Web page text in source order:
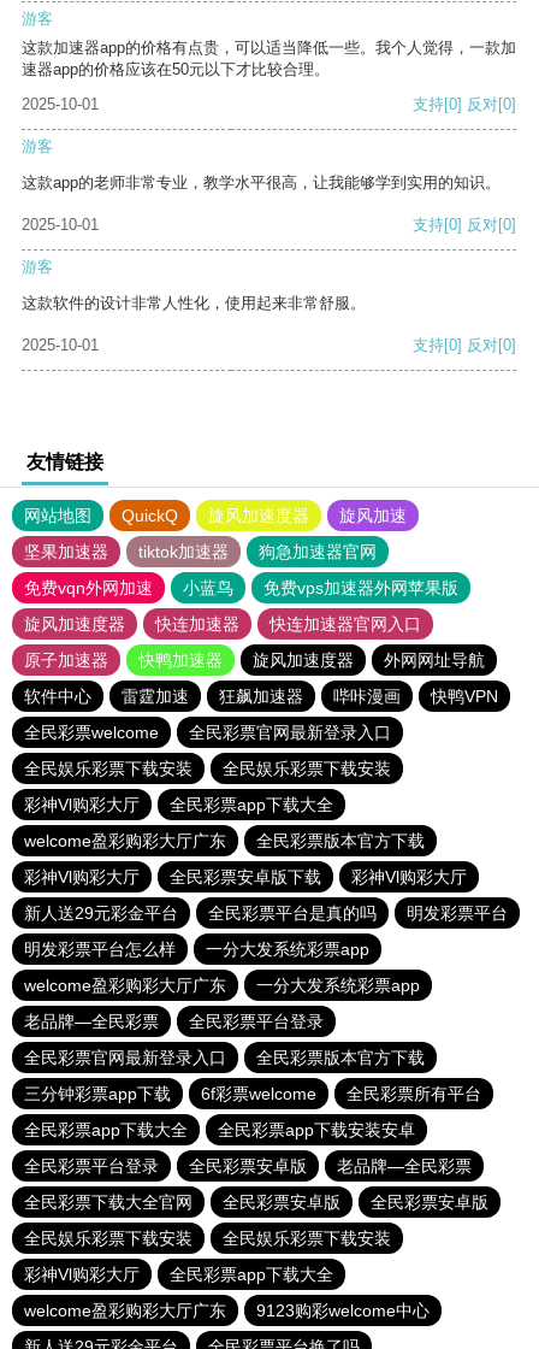
游客
这款加速器app的价格有点贵，可以适当降低一些。我个人觉得，一款加
速器app的价格应该在50元以下才比较合理。
2025-10-01
支持[0] 反对[0]
游客
这款app的老师非常专业，教学水平很高，让我能够学到实用的知识。
2025-10-01 支持[0] 反对[0]
游客
这款软件的设计非常人性化，使用起来非常舒服。
2025-10-01 支持[0] 反对[0]
友情链接
网站地图 QuickQ 旋风加速度器
旋风加速
坚果加速器
tiktok加速器
狗急加速器官网
免费vqn外网加速
小蓝鸟
免费vps加速器外网苹果版
旋风加速度器
快连加速器
快连加速器官网入口
原子加速器
快鸭加速器 旋风加速度器
外网网址导航
软件中心
雷霆加速 狂飙加速器 哔咔漫画
快鸭VPN
全民彩票welcome
全民彩票官网最新登录入口
全民娱乐彩票下载安装
全民娱乐彩票下载安装
彩神Vl购彩大厅
全民彩票app下载大全
welcome盈彩购彩大厅广东
全民彩票版本官方下载
彩神Vl购彩大厅
全民彩票安卓版下载
彩神Vl购彩大厅
新人送29元彩金平台
全民彩票平台是真的吗
明发彩票平台
明发彩票平台怎么样
一分大发系统彩票app
welcome盈彩购彩大厅广东
一分大发系统彩票app
老品牌—全民彩票
全民彩票平台登录
全民彩票官网最新登录入口
全民彩票版本官方下载
三分钟彩票app下载
6f彩票welcome
全民彩票所有平台
全民彩票app下载大全
全民彩票app下载安装安卓
全民彩票平台登录
全民彩票安卓版
老品牌—全民彩票
全民彩票下载大全官网
全民彩票安卓版
全民彩票安卓版
全民娱乐彩票下载安装
全民娱乐彩票下载安装
彩神Vl购彩大厅
全民彩票app下载大全
welcome盈彩购彩大厅广东
9123购彩welcome中心